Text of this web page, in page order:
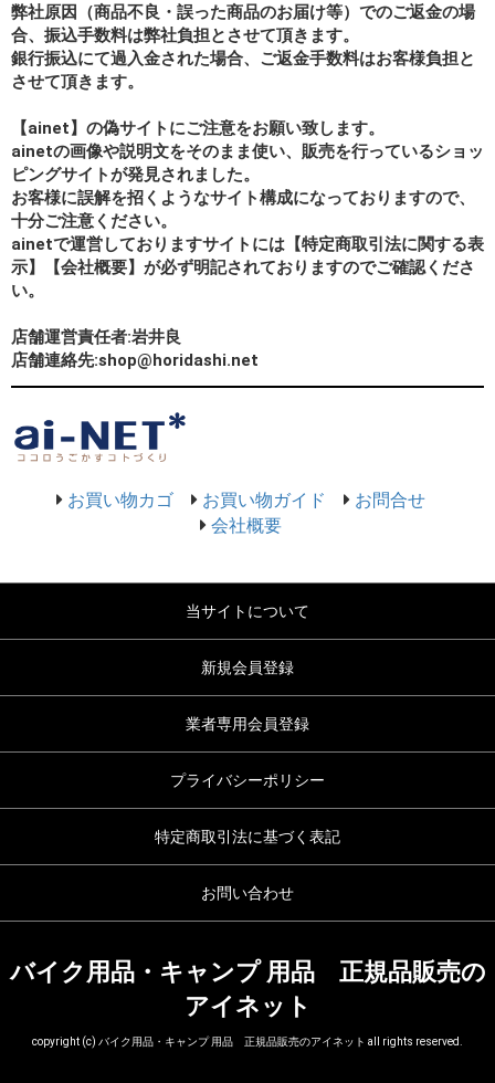
弊社原因（商品不良・誤った商品のお届け等）でのご返金の場
合、振込手数料は弊社負担とさせて頂きます。
銀行振込にて過入金された場合、ご返金手数料はお客様負担と
させて頂きます。
【ainet】の偽サイトにご注意をお願い致します。
ainetの画像や説明文をそのまま使い、販売を行っているショッ
ピングサイトが発見されました。
お客様に誤解を招くようなサイト構成になっておりますので、
十分ご注意ください。
ainetで運営しておりますサイトには【特定商取引法に関する表
示】【会社概要】が必ず明記されておりますのでご確認くださ
い。
店舗運営責任者:岩井良
店舗連絡先:shop@horidashi.net
お買い物カゴ お買い物ガイド
お問合せ
会社概要
当サイトについて
新規会員登録
業者専用会員登録
プライバシーポリシー
特定商取引法に基づく表記
お問い合わせ
バイク用品・キャンプ 用品 正規品販売の
アイネット
copyright (c) バイク用品・キャンプ 用品 正規品販売のアイネット all rights reserved.